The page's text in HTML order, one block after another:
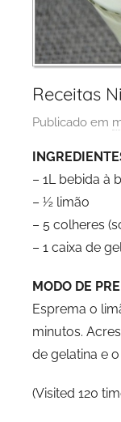
Receitas
Publicado em
– 1L bebida à
– ½ limão
– 5 colheres
– 1 caixa de
MODO DE
Esprema o
minutos.
de gelatina e
(Visited 120